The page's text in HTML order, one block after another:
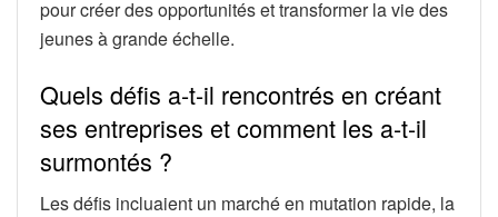
pour créer des opportunités et transformer la vie des
jeunes à grande échelle.
Quels défis a-t-il rencontrés en créant
ses entreprises et comment les a-t-il
surmontés ?
Les défis incluaient un marché en mutation rapide, la